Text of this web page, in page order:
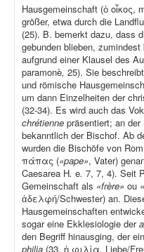
Hausgemeinschaft (ὁ οἶκος,
größer, etwa durch die
(25). B. bemerkt dazu, dass
gebunden blieben,
aufgrund einer Klausel des
paramonè, 25). Sie
und römische
um dann Einzelheiten der
(32-34). Es wird auch das
chrétienne präsentiert; an
bekanntlich der Bischof. Ab
wurden die Bischöfe von
πάπας («pape», Vater)
Caesarea H. e. 7, 7, 4). Seit
Gemeinschaft als «frère» ou
ἀδελφή/Schwester) an.
Hausgemeinschaften
sogar eine Ekklesiologie der
den Begriff hinausging, der
philia (33, ἡ φιλία, Liebe/